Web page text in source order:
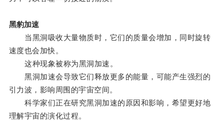
黑豹加速
当黑洞吸收大量物质时，它们的质量会增加，同时旋转
速度也会加快。
这种现象被称为黑洞加速。
黑洞加速会导致它们释放更多的能量，可能产生强烈的
引力波，影响周围的宇宙空间。
科学家们正在研究黑洞加速的原因和影响，希望更好地
理解宇宙的演化过程。